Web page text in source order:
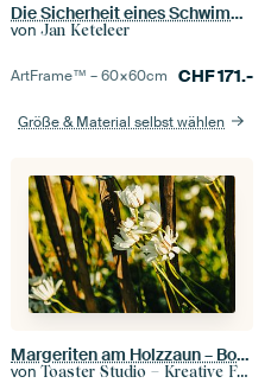
Die Sicherheit eines Schwimmrings
von Jan Keteleer
ArtFrame™ –60×60cm CHF171.-
Größe & Material selbst wählen
Margeriten am Holzzaun – Botanische Wandkunst im warmen Licht
von Toaster Studio – Kreative Fotografie